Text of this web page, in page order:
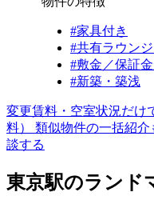
#家具付き
#共有ラウン
#敷金／保証
#新築・築浅
変更賃料・空室状況だけ
料）
類似物件の一括紹介
談する
東京駅のランド